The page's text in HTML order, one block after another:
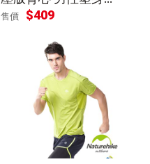
(灰色M)
售價 $409